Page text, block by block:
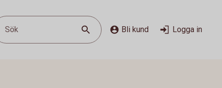
Sök Bli kund Logga in